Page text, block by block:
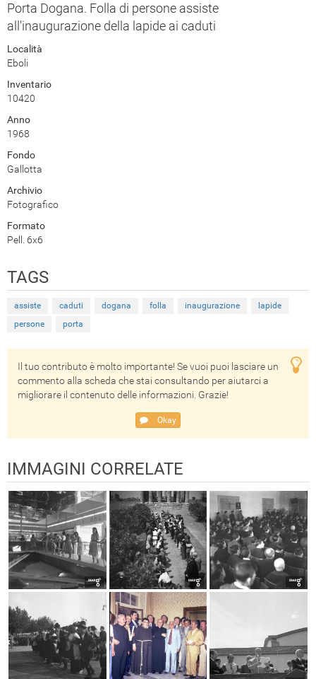
Porta Dogana. Folla di persone assiste
all'inaugurazione della lapide ai caduti
Località
Eboli
Inventario
10420
Anno
1968
Fondo
Gallotta
Archivio
Fotografico
Formato
Pell. 6x6
TAGS
assiste caduti dogana folla inaugurazione
lapide
persone
porta
Il tuo contributo è molto importante! Se vuoi puoi lasciare un
commento alla scheda che stai consultando per aiutarci a
migliorare il contenuto delle informazioni. Grazie!
Okay
IMMAGINI CORRELATE